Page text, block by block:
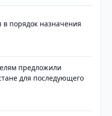
порядок назначения
предложили
для последующего